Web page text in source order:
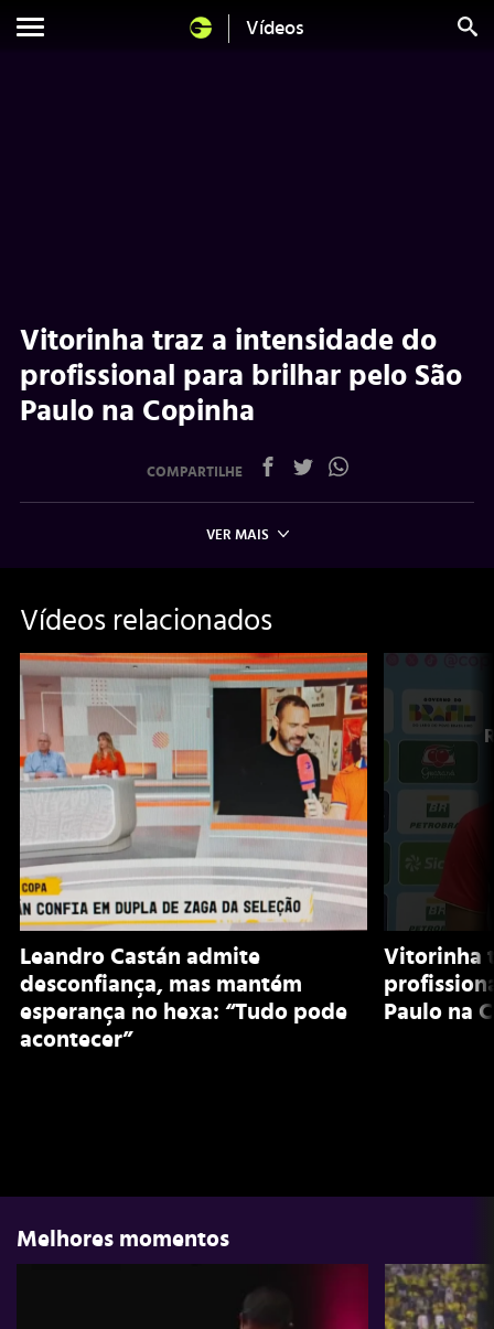
Vídeos
Vitorinha traz a intensidade do
profissional para brilhar pelo São
Paulo na Copinha
COMPARTILHE
VER MAIS
Vídeos relacionados
Leandro Castán admite
desconfiança, mas mantém
esperança no hexa: “Tudo pode
acontecer”
Vitorinha
Paulo na
Melhores momentos